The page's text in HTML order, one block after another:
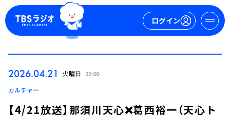
ログイン
2026.04.21 火曜日 22:00
カルチャー
【4/21放送】那須川天心❌葛西裕一（天心ト